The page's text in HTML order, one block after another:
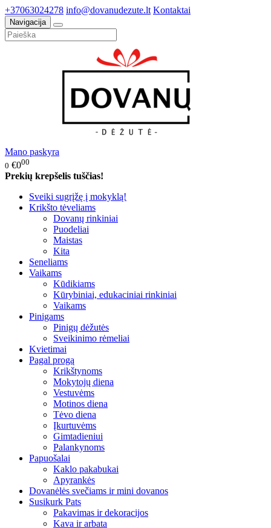
+37063024278 info@dovanudezute.lt Kontaktai
Navigacija
Mano paskyra
0 €000
Prekių krepšelis tuščias!
Sveiki sugrįžę į mokyklą!
Krikšto tėveliams
Dovanų rinkiniai
Puodeliai
Maistas
Kita
Seneliams
Vaikams
Kūdikiams
Kūrybiniai, edukaciniai rinkiniai
Vaikams
Pinigams
Pinigų dėžutės
Sveikinimo rėmeliai
Kvietimai
Pagal progą
Krikštynoms
Mokytojų diena
Vestuvėms
Motinos diena
Tėvo diena
Įkurtuvėms
Gimtadieniui
Palankynoms
Papuošalai
Kaklo pakabukai
Apyrankės
Dovanėlės svečiams ir mini dovanos
Susikurk Pats
Pakavimas ir dekoracijos
Kava ir arbata